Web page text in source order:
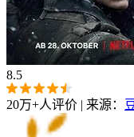
8.5
20万+人评价 | 来源：